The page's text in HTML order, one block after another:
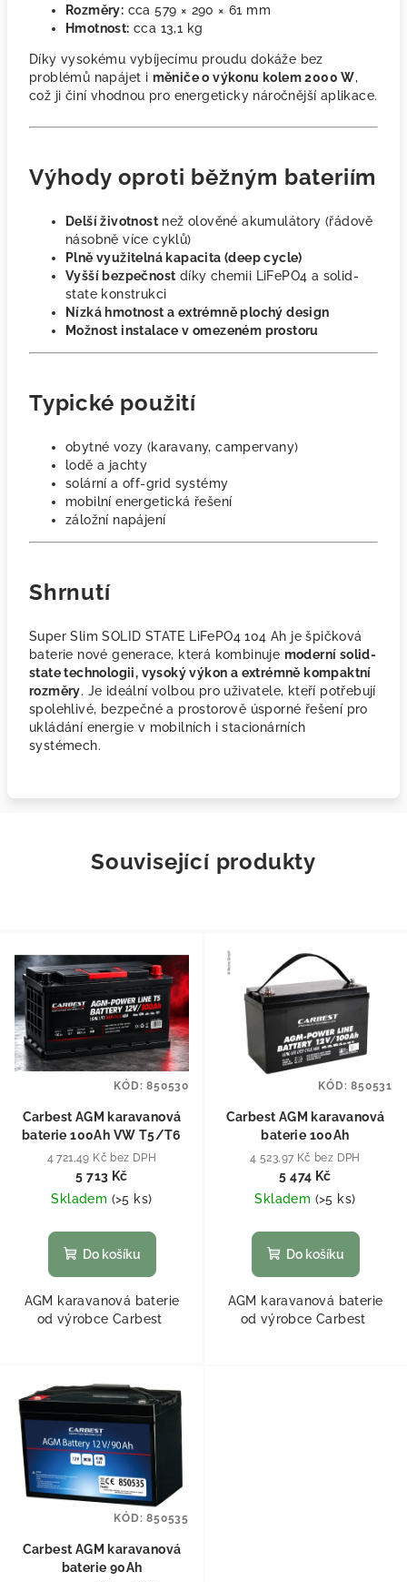
Rozměry: cca 579 × 290 × 61 mm
Hmotnost: cca 13,1 kg
Díky vysokému vybíjecímu proudu dokáže bez
problémů napájet i měniče o výkonu kolem 2000 W,
což ji činí vhodnou pro energeticky náročnější aplikace.
Výhody oproti běžným bateriím
Delší životnost než olověné akumulátory (řádově
násobně více cyklů)
Plně využitelná kapacita (deep cycle)
Vyšší bezpečnost díky chemii LiFePO4 a solid-
state konstrukci
Nízká hmotnost a extrémně plochý design
Možnost instalace v omezeném prostoru
Typické použití
obytné vozy (karavany, campervany)
lodě a jachty
solární a off-grid systémy
mobilní energetická řešení
záložní napájení
Shrnutí
Super Slim SOLID STATE LiFePO4 104 Ah je špičková
baterie nové generace, která kombinuje moderní solid-
state technologii, vysoký výkon a extrémně kompaktní
rozměry. Je ideální volbou pro uživatele, kteří potřebují
spolehlivé, bezpečné a prostorově úsporné řešení pro
ukládání energie v mobilních i stacionárních
systémech.
Související produkty
Carbest AGM karavanová
baterie 100Ah VW T5/T6
4 721,49 Kč bez DPH
5 713 Kč
Skladem (>5 ks)
Do košíku
AGM karavanová baterie
od výrobce Carbest
KÓD:850530
Carbest AGM karavanová
baterie 100Ah
4 523,97 Kč bez DPH
5 474 Kč
Skladem (>5 ks)
Do košíku
AGM karavanová baterie
od výrobce Carbest
KÓD:850531
Carbest AGM karavanová
baterie 90Ah
KÓD:850535